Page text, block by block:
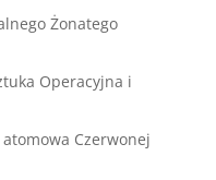
Żonatego
Operacyjna i
Czerwonej